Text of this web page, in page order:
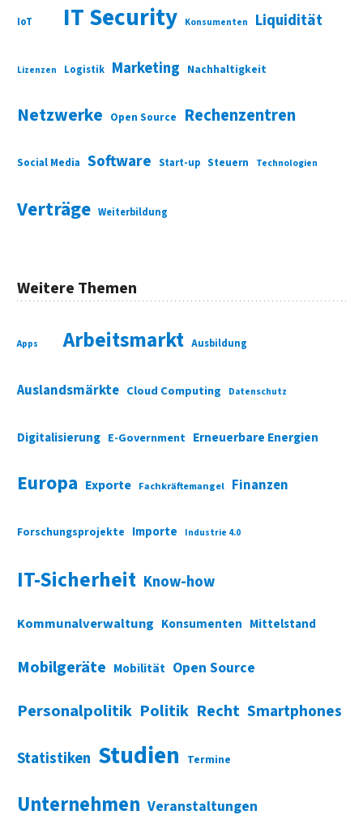
IoT IT Security Konsumenten Liquidität
Lizenzen Logistik Marketing Nachhaltigkeit
Netzwerke Open Source Rechenzentren
Social Media Software Start-up Steuern Technologien
Verträge Weiterbildung
Weitere Themen
Apps Arbeitsmarkt Ausbildung
Auslandsmärkte Cloud Computing Datenschutz
Digitalisierung E-Government Erneuerbare Energien
Europa Exporte Fachkräftemangel Finanzen
Forschungsprojekte Importe Industrie 4.0
IT-Sicherheit Know-how
Kommunalverwaltung Konsumenten Mittelstand
Mobilgeräte Mobilität Open Source
Personalpolitik Politik Recht Smartphones
Statistiken Studien Termine
Unternehmen Veranstaltungen